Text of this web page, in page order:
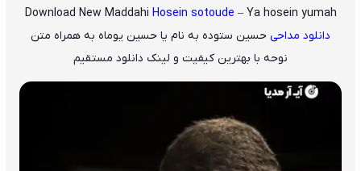
Download New Maddahi Hosein sotoude – Ya hosein yumah
دانلود مداحی حسین ستوده به نام یا حسین یوماه به همراه متن
نوحه با بهترین کیفیت و لینک دانلود مستقیم